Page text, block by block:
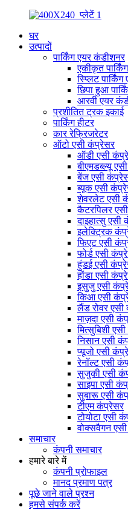
घर
उत्पादों
पार्किंग एयर कंडीशनर
एकीकृत
स्प्लिट पार्किंग
छिपा हुआ
आरवी एयर
प्रशीतित ट्रक इकाई
पार्किंग हीटर
कार रेफ्रिजरेटर
ऑटो एसी कंप्रेसर
ऑडी एसी
बीएमडब्ल्यू
बेंज एसी
ब्यूक एसी
शेवरलेट एसी
कैटरपिलर
दाइहात्सु एसी
इलेक्ट्रिक
फिएट एसी
फोर्ड एसी
हुंडई एसी
होंडा एसी
इसुजु एसी
किआ एसी
लैंड रोवर
माज़दा एसी
मित्सुबिशी
निसान एसी
प्यूजो एसी
रेनॉल्ट एसी
सुजुकी एसी
साइपा एसी
सुबारू एसी
टीएम कंप्रेसर
टोयोटा एसी
वोक्सवैगन
समाचार
कंपनी समाचार
हमारे बारे में
कंपनी प्रोफाइल
मानद प्रमाण पत्र
पूछे जाने वाले प्रश्न
हमसे संपर्क करें